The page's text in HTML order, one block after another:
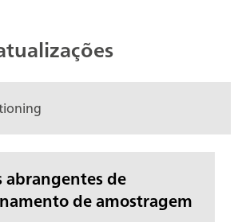
abrangentes de
de amostragem